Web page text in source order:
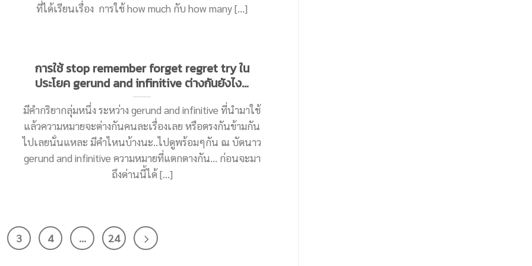
ที่ได้เรียนเรื่อง การใช้ how much กับ how many [...]
การใช้ stop remember forget regret try ใน
ประโยค gerund and infinitive ต่างกันยังไง…
มีคำกริยากลุ่มหนึ่ง ระหว่าง gerund and infinitive ที่นำมาใช้
แล้วความหมายจะต่างกันคนละเรื่องเลย หรือตรงกันข้ามกัน
ไปเลยนั่นแหละ มีคำไหนบ้างนะ..ไปดูพร้อมๆกัน ณ บัดนาว
gerund and infinitive ความหมายที่แตกตางกัน… ก่อนจะมา
ถึงด่านนี้ได้ [...]
3 4 … 24